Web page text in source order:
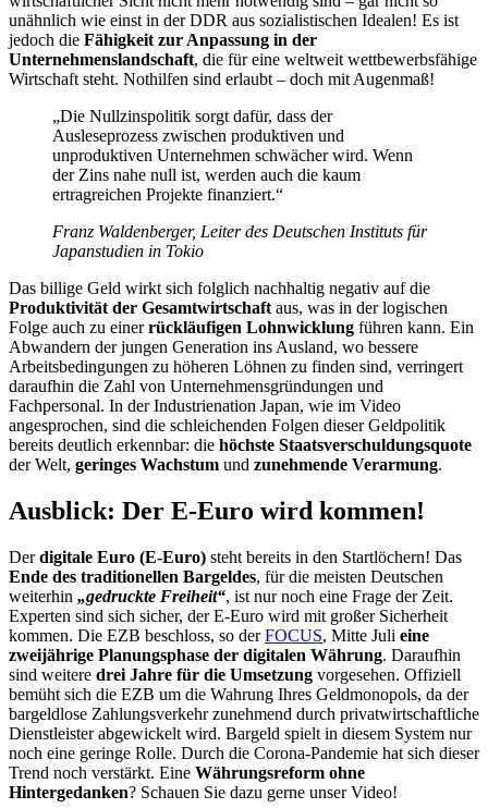
unähnlich wie einst in der DDR aus sozialistischen Idealen! Es ist
jedoch die Fähigkeit zur Anpassung in der
Unternehmenslandschaft, die für eine weltweit wettbewerbsfähige
Wirtschaft steht. Nothilfen sind erlaubt – doch mit Augenmaß!
„Die Nullzinspolitik sorgt dafür, dass der
Ausleseprozess zwischen produktiven und
unproduktiven Unternehmen schwächer wird. Wenn
der Zins nahe null ist, werden auch die kaum
ertragreichen Projekte finanziert.“
Franz Waldenberger, Leiter des Deutschen Instituts für
Japanstudien in Tokio
Das billige Geld wirkt sich folglich nachhaltig negativ auf die
Produktivität der Gesamtwirtschaft aus, was in der logischen
Folge auch zu einerrückläufigen Lohnwicklung führen kann. Ein
Abwandern der jungen Generation ins Ausland, wo bessere
Arbeitsbedingungen zu höheren Löhnen zu finden sind, verringert
daraufhin die Zahl von Unternehmensgründungen und
Fachpersonal. In der Industrienation Japan, wie im Video
angesprochen, sind die schleichenden Folgen dieser Geldpolitik
bereits deutlich erkennbar: die höchste Staatsverschuldungsquote
der Welt, geringes Wachstum und zunehmende Verarmung.
Ausblick: Der E-Euro wird kommen!
Derdigitale Euro (E-Euro) steht bereits in den Startlöchern! Das
Ende des traditionellen Bargeldes, für die meisten Deutschen
weiterhin „gedruckte Freiheit“, ist nur noch eine Frage der Zeit.
Experten sind sich sicher, der E-Euro wird mit großer Sicherheit
kommen. Die EZB beschloss, so derFOCUS, Mitte Juli eine
zweijährige Planungsphase der digitalen Währung. Daraufhin
sind weitere drei Jahre für die Umsetzung vorgesehen. Offiziell
bemüht sich die EZB um die Wahrung Ihres Geldmonopols, da der
bargeldlose Zahlungsverkehr zunehmend durch privatwirtschaftliche
Dienstleister abgewickelt wird. Bargeld spielt in diesem System nur
noch eine geringe Rolle. Durch die Corona-Pandemie hat sich dieser
Trend noch verstärkt. Eine Währungsreform ohne
Hintergedanken? Schauen Sie dazu gerne unser Video!